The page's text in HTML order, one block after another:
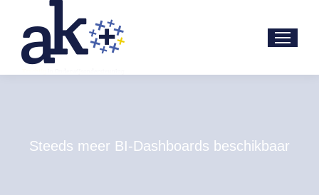
Steeds meer BI-Dashboards beschikbaar